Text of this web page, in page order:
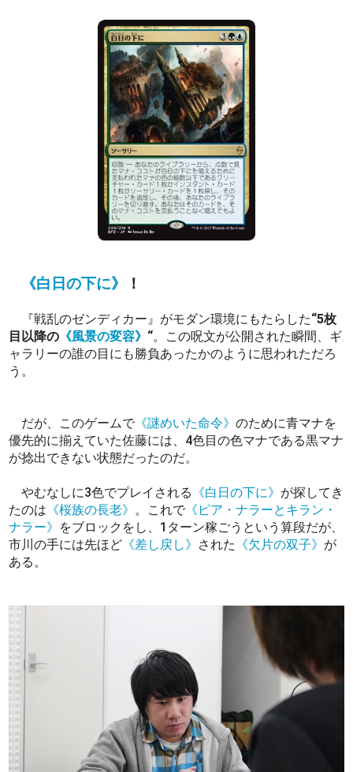
《白日の下に》 ！
『戦乱のゼンディカー』がモダン環境にもたらした“5枚
目以降の 《風景の変容》 “。この呪文が公開された瞬間、ギ
ャラリーの誰の目にも勝負あったかのように思われただろ
う。
だが、このゲームで 《謎めいた命令》のために青マナを
優先的に揃えていた佐藤には、4色目の色マナである黒マナ
が捻出できない状態だったのだ。
やむなしに3色でプレイされる 《白日の下に》 が探してき
たのは 《桜族の長老》 。これで 《ピア・ナラーとキラン・
ナラー》 をブロックをし、1ターン稼ごうという算段だが、
市川の手には先ほど 《差し戻し》 された 《欠片の双子》 が
ある。